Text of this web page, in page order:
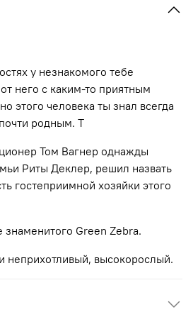
у незнакомого тебе
него с каким-то приятным
этого человека ты знал всегда
родным. Т
Том Вагнер однажды
Риты Деклер, решил назвать
гостеприимной хозяйки этого
знаменитого Green Zebra.
неприхотливый, высокорослый.